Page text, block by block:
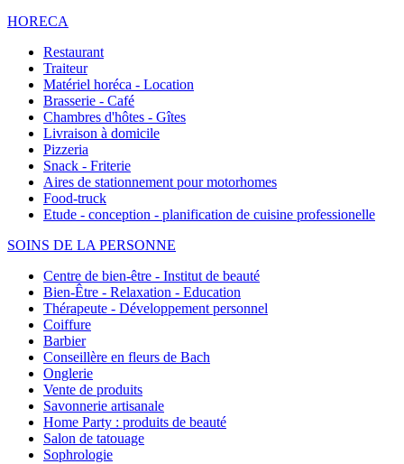
HORECA
Restaurant
Traiteur
Matériel horéca - Location
Brasserie - Café
Chambres d'hôtes - Gîtes
Livraison à domicile
Pizzeria
Snack - Friterie
Aires de stationnement pour motorhomes
Food-truck
Etude - conception - planification de cuisine professionelle
SOINS DE LA PERSONNE
Centre de bien-être - Institut de beauté
Bien-Être - Relaxation - Education
Thérapeute - Développement personnel
Coiffure
Barbier
Conseillère en fleurs de Bach
Onglerie
Vente de produits
Savonnerie artisanale
Home Party : produits de beauté
Salon de tatouage
Sophrologie